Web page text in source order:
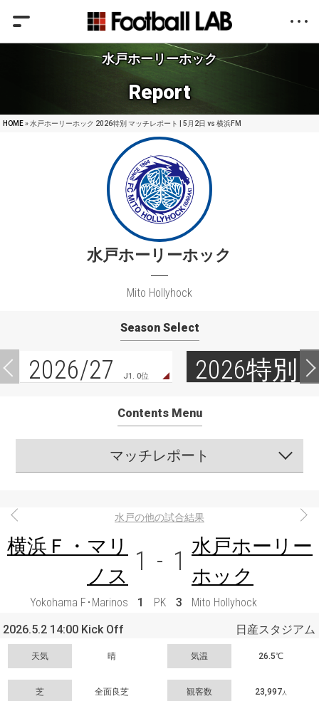
水戸ホーリーホック
Report
HOME» 水戸ホーリーホック 2026特別 マッチレポート | 5月2日 vs 横浜FM
水戸ホーリーホック
Mito Hollyhock
Season Select
2026/27 J1. 0位 2026特別
Contents Menu
マッチレポート
水戸の他の試合結果
横浜Ｆ・マリ
ノス 1 - 1
水戸ホーリー
ホック
Yokohama F･Marinos 1 PK 3
Mito Hollyhock
2026.5.2 14:00 Kick Off
日産スタジアム
天気 晴 気温 26.5℃
芝 全面良芝 観客数 23,997人